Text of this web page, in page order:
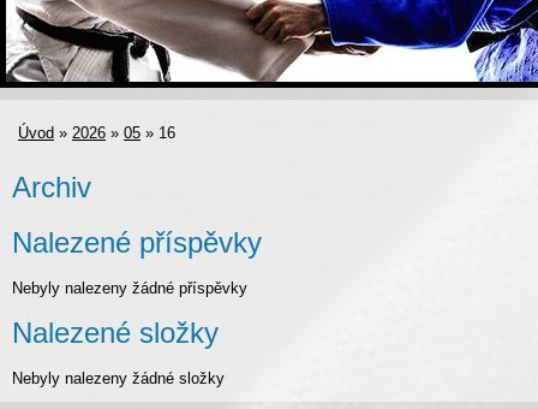
Úvod » 2026 » 05 » 16
Archiv
Nalezené příspěvky
Nebyly nalezeny žádné příspěvky
Nalezené složky
Nebyly nalezeny žádné složky